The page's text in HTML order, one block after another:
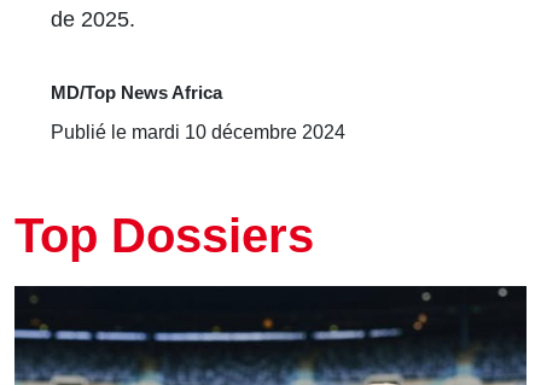
de 2025.
MD/Top News Africa
Publié le mardi 10 décembre 2024
Top Dossiers